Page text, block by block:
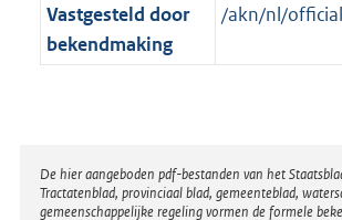
Vastgesteld door
bekendmaking
/akn/nl/
Disclaimer
De hier aangeboden pdf-bestanden van het
Tractatenblad, provinciaal blad, gemeenteblad,
gemeenschappelijke regeling vormen de formele